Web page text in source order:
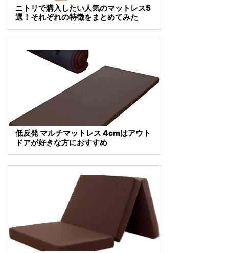
ニトリで購入したい人気のマットレス5
選！それぞれの特徴をまとめてみた
低反発 マルチマットレス 4cmはアウト
ドアが好きな方におすすめ